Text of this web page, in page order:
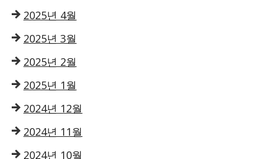
2025년 4월
2025년 3월
2025년 2월
2025년 1월
2024년 12월
2024년 11월
2024년 10월